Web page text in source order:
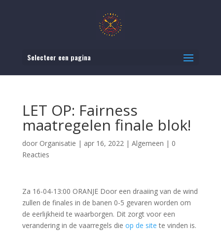
Selecteer een pagina
LET OP: Fairness
maatregelen finale blok!
door Organisatie | apr 16, 2022| Algemeen | 0
Reacties
Za 16-04-13:00 ORANJE Door een draaiing van de wind
zullen de finales in de banen 0-5 gevaren worden om
de eerlijkheid te waarborgen. Dit zorgt voor een
verandering in de vaarregels die op de site te vinden is.